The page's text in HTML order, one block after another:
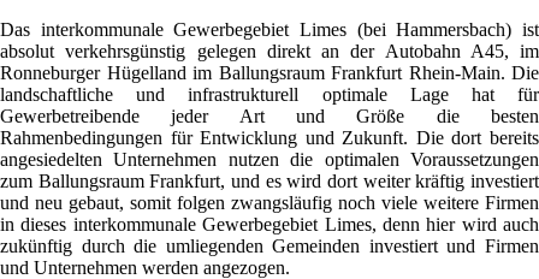
Das interkommunale Gewerbegebiet Limes (bei Hammersbach) ist
absolut verkehrsgünstig gelegen direkt an der Autobahn A45, im
Ronneburger Hügelland im Ballungsraum Frankfurt Rhein-Main. Die
landschaftliche und infrastrukturell optimale Lage hat für
Gewerbetreibende jeder Art und Größe die besten
Rahmenbedingungen für Entwicklung und Zukunft. Die dort bereits
angesiedelten Unternehmen nutzen die optimalen Voraussetzungen
zum Ballungsraum Frankfurt, und es wird dort weiter kräftig investiert
und neu gebaut, somit folgen zwangsläufig noch viele weitere Firmen
in dieses interkommunale Gewerbegebiet Limes, denn hier wird auch
zukünftig durch die umliegenden Gemeinden investiert und Firmen
und Unternehmen werden angezogen.